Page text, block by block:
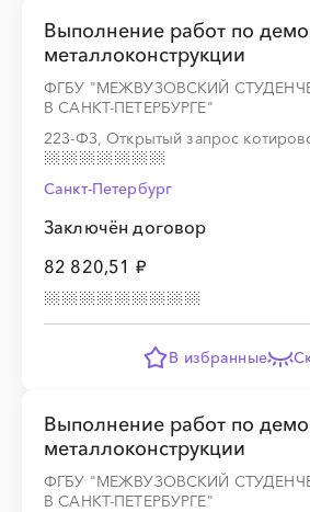
Выполнение работ по
металлоконструкции
ФГБУ "МЕЖВУЗОВСКИЙ
В САНКТ-ПЕТЕРБУРГЕ"
223-ФЗ, Открытый запрос
Санкт-Петербург
Заключён договор
82 820,51 ₽
В избранные
Выполнение работ по
металлоконструкции
ФГБУ "МЕЖВУЗОВСКИЙ
В САНКТ-ПЕТЕРБУРГЕ"